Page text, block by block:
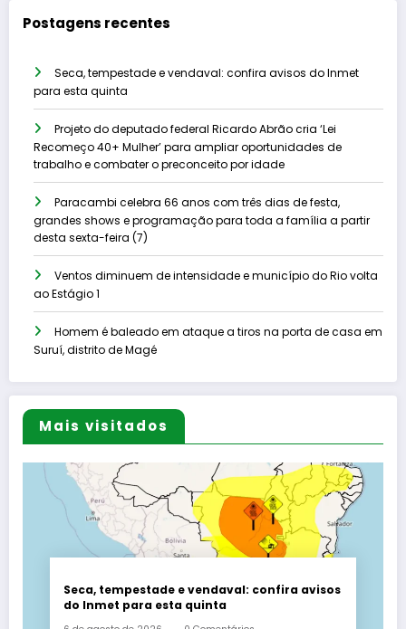
Postagens recentes
Seca, tempestade e vendaval: confira avisos do Inmet
para esta quinta
Projeto do deputado federal Ricardo Abrão cria ‘Lei
Recomeço 40+ Mulher’ para ampliar oportunidades de
trabalho e combater o preconceito por idade
Paracambi celebra 66 anos com três dias de festa,
grandes shows e programação para toda a família a partir
desta sexta-feira (7)
Ventos diminuem de intensidade e município do Rio volta
ao Estágio 1
Homem é baleado em ataque a tiros na porta de casa em
Suruí, distrito de Magé
Mais visitados
Seca, tempestade e vendaval: confira avisos
do Inmet para esta quinta